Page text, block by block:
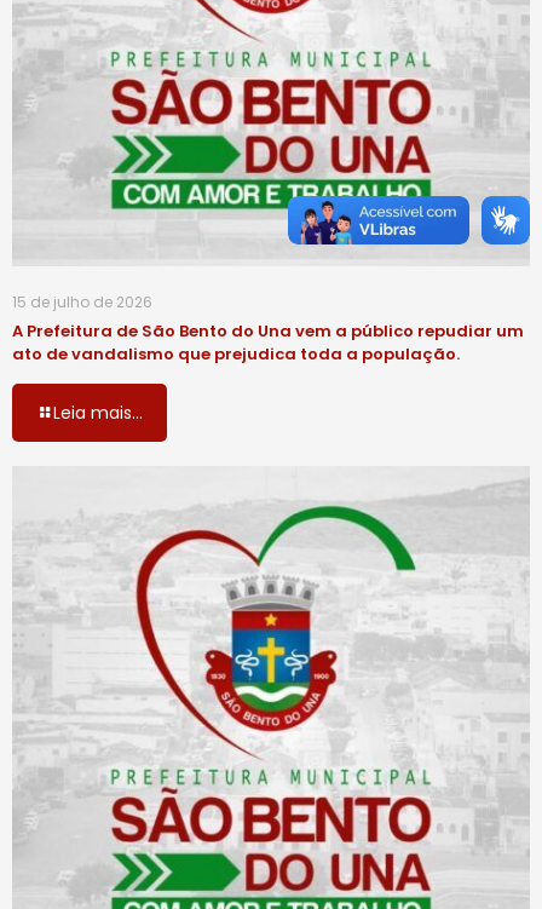
15 de julho de 2026
A Prefeitura de São Bento do Una vem a público repudiar um
ato de vandalismo que prejudica toda a população.
Leia mais...